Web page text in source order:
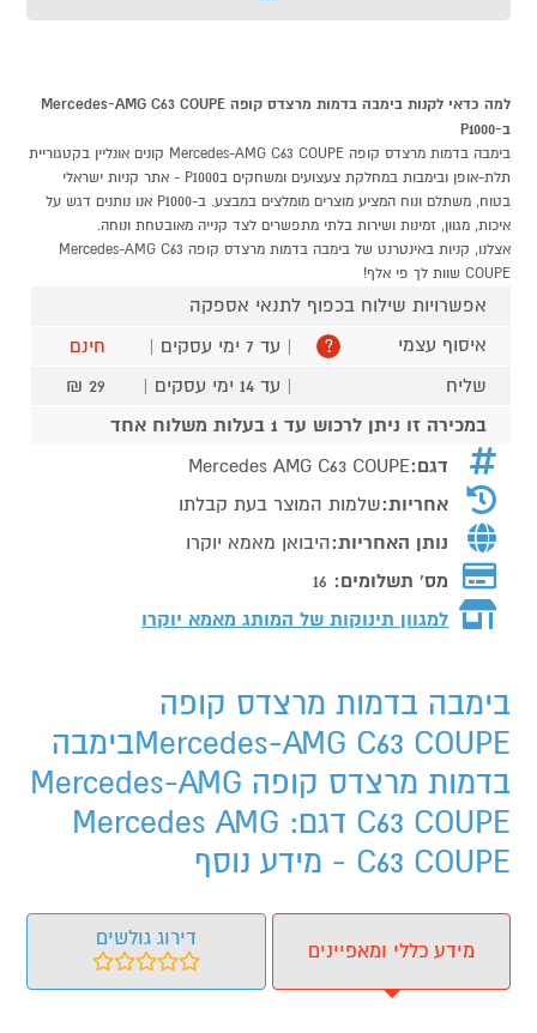
למה כדאי לקנות בימבה בדמות מרצדס קופה Mercedes-AMG C63 COUPE
ב-P1000
בימבה בדמות מרצדס קופה Mercedes-AMG C63 COUPE קונים אונליין בקטגוריית
תלת-אופן ובימבות במחלקת צעצועים ומשחקים בP1000 - אתר קניות ישראלי
בטוח, משתלם ונוח המציע מוצרים מומלצים במבצע. ב-P1000 אנו נותנים דגש על
איכות, מגוון, זמינות ושירות בלתי מתפשרים לצד קנייה מאובטחת ונוחה.
אצלנו, קניות באינטרנט של בימבה בדמות מרצדס קופה Mercedes-AMG C63
COUPE שוות לך פי אלף!
אפשרויות שילוח בכפוף לתנאי אספקה
איסוף עצמי
? | עד 7 ימי עסקים |
חינם
שליח
| עד 14 ימי עסקים |
29 ₪
במכירה זו ניתן לרכוש עד 1 בעלות משלוח אחד
דגם:Mercedes AMG C63 COUPE
אחריות:שלמות המוצר בעת קבלתו
נותן האחריות:היבואן מאמא יוקרו
מס' תשלומים: 16
למגוון תינוקות של המותג מאמא יוקרו
בימבה בדמות מרצדס קופה
Mercedes-AMG C63 COUPEבימבה
בדמות מרצדס קופה Mercedes-AMG
C63 COUPE דגם: Mercedes AMG
C63 COUPE - מידע נוסף
מידע כללי ומאפיינים
דירוג גולשים